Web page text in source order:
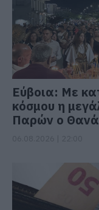
Εύβοια: Με
κόσμου η
Παρών ο